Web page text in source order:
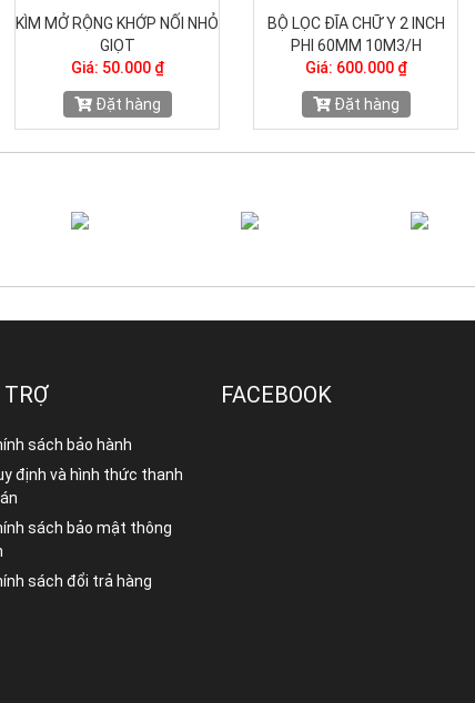
ĐỒNG HỒ ĐO ÁP SUẤT
NƯỚC (DẦU)
Giá: 200.000 ₫
Đặt hàng
BỘ LỌC ĐĨA CHỮ T 3 INCH
PHI 90MM 50M3/H
Giá: 2.000.000 ₫
Đặt hàng
TRỢ
sách bảo hành
định và hình thức thanh
sách bảo mật thông
sách đổi trả hàng
FACEBOOK